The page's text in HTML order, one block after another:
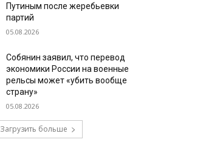
Путиным после жеребьевки
партий
05.08.2026
Собянин заявил, что перевод
экономики России на военные
рельсы может «убить вообще
страну»
05.08.2026
Загрузить больше